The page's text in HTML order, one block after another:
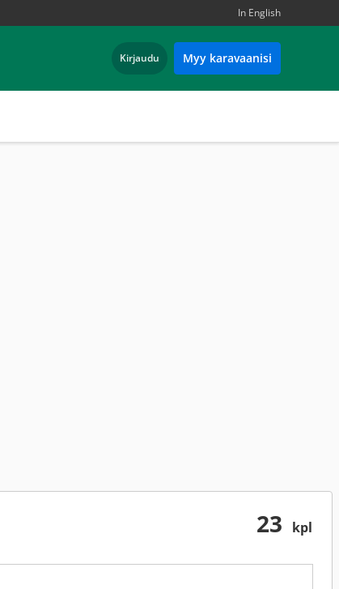
In English
Kirjaudu Myy karavaanisi
23 kpl